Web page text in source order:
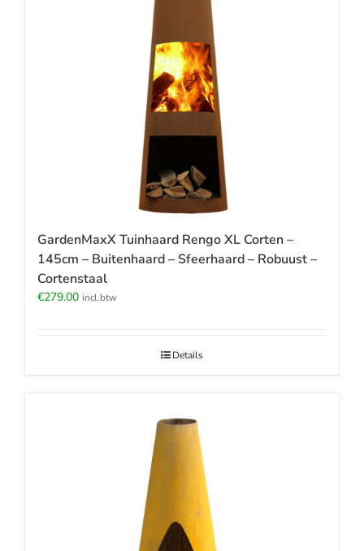
GardenMaxX Tuinhaard Rengo XL Corten –
145cm – Buitenhaard – Sfeerhaard – Robuust –
Cortenstaal
€279.00 incl.btw
Details